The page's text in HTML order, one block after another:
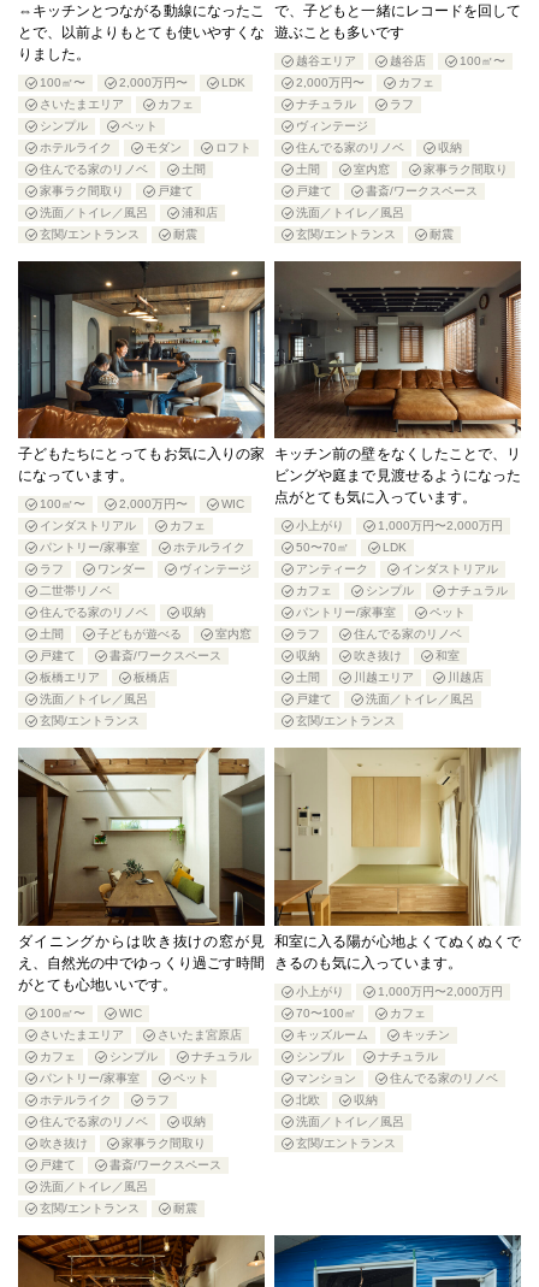
⇔キッチンとつながる動線になったこ
とで、以前よりもとても使いやすくな
りました。
100㎡〜 2,000万円〜
LDK
さいたまエリア
カフェ
シンプル
ペット
ホテルライク
モダン
ロフト
住んでる家のリノベ
土間
家事ラク間取り
戸建て
洗面／トイレ／風呂
浦和店
玄関/エントランス
耐震
で、子どもと一緒にレコードを回して
遊ぶことも多いです
越谷エリア 越谷店
100㎡〜
2,000万円〜
カフェ
ナチュラル
ラフ
ヴィンテージ
住んでる家のリノベ
収納
土間
室内窓
家事ラク間取り
戸建て
書斎/ワークスペース
洗面／トイレ／風呂
玄関/エントランス
耐震
子どもたちにとってもお気に入りの家
になっています。
100㎡〜 2,000万円〜
WIC
インダストリアル
カフェ
パントリー/家事室
ホテルライク
ラフ
ワンダー
ヴィンテージ
二世帯リノベ
住んでる家のリノベ
収納
土間
子どもが遊べる
室内窓
戸建て
書斎/ワークスペース
板橋エリア
板橋店
洗面／トイレ／風呂
玄関/エントランス
キッチン前の壁をなくしたことで、リ
ビングや庭まで見渡せるようになった
点がとても気に入っています。
小上がり
1,000万円〜2,000万円
50〜70㎡
LDK
アンティーク
インダストリアル
カフェ
シンプル
ナチュラル
パントリー/家事室
ペット
ラフ
住んでる家のリノベ
収納
吹き抜け
和室
土間
川越エリア
川越店
戸建て
洗面／トイレ／風呂
玄関/エントランス
ダイニングからは吹き抜けの窓が見
え、自然光の中でゆっくり過ごす時間
がとても心地いいです。
100㎡〜
WIC
さいたまエリア
さいたま宮原店
カフェ
シンプル
ナチュラル
パントリー/家事室
ペット
ホテルライク
ラフ
住んでる家のリノベ
収納
吹き抜け
家事ラク間取り
戸建て
書斎/ワークスペース
洗面／トイレ／風呂
玄関/エントランス
耐震
和室に入る陽が心地よくてぬくぬくで
きるのも気に入っています。
小上がり
1,000万円〜2,000万円
70〜100㎡
カフェ
キッズルーム
キッチン
シンプル
ナチュラル
マンション
住んでる家のリノベ
北欧
収納
洗面／トイレ／風呂
玄関/エントランス